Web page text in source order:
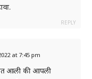
REPLY
at 7:45 pm
आली की आपली